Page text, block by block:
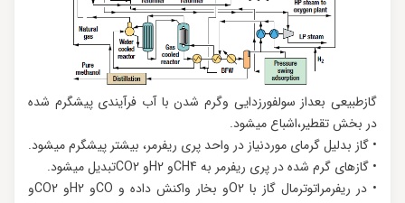
گازطبیعی بعداز سولفورزدایی وگرم شدن با آب فرآیندی پیشگرم شده
در بخش تقطیر،اشباع میشود.
• گاز بدلیل گرمای موردنیاز در واحد پری ریفرمر، بیشتر پیشگرم میشود.
• گازهای گرم شده در پری ریفرمر به CH4و H2و CO2تبدیل میشود.
• در ریفرمراتوترمال گاز با O2و بخار واکنش داده و COو H2و CO2و